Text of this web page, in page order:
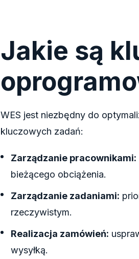
Jakie są
WES jest niezbędny do
kluczowych zadań:
Zarządzanie pracownikami:
bieżącego obciążenia.
Zarządzanie zadaniami:
rzeczywistym.
Realizacja zamówień:
wysyłką.